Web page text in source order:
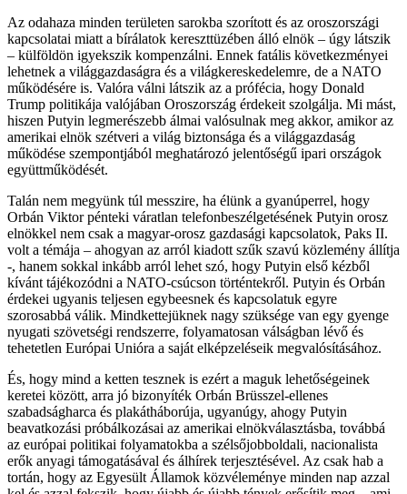
Az odahaza minden területen sarokba szorított és az oroszországi
kapcsolatai miatt a bírálatok kereszttüzében álló elnök – úgy látszik
– külföldön igyekszik kompenzálni. Ennek fatális következményei
lehetnek a világgazdaságra és a világkereskedelemre, de a NATO
működésére is. Valóra válni látszik az a prófécia, hogy Donald
Trump politikája valójában Oroszország érdekeit szolgálja. Mi mást,
hiszen Putyin legmerészebb álmai valósulnak meg akkor, amikor az
amerikai elnök szétveri a világ biztonsága és a világgazdaság
működése szempontjából meghatározó jelentőségű ipari országok
együttműködését.
Talán nem megyünk túl messzire, ha élünk a gyanúperrel, hogy
Orbán Viktor pénteki váratlan telefonbeszélgetésének Putyin orosz
elnökkel nem csak a magyar-orosz gazdasági kapcsolatok, Paks II.
volt a témája – ahogyan az arról kiadott szűk szavú közlemény állítja
-, hanem sokkal inkább arról lehet szó, hogy Putyin első kézből
kívánt tájékozódni a NATO-csúcson történtekről. Putyin és Orbán
érdekei ugyanis teljesen egybeesnek és kapcsolatuk egyre
szorosabbá válik. Mindkettejüknek nagy szüksége van egy gyenge
nyugati szövetségi rendszerre, folyamatosan válságban lévő és
tehetetlen Európai Unióra a saját elképzeléseik megvalósításához.
És, hogy mind a ketten tesznek is ezért a maguk lehetőségeinek
keretei között, arra jó bizonyíték Orbán Brüsszel-ellenes
szabadságharca és plakátháborúja, ugyanúgy, ahogy Putyin
beavatkozási próbálkozásai az amerikai elnökválasztásba, továbbá
az európai politikai folyamatokba a szélsőjobboldali, nacionalista
erők anyagi támogatásával és álhírek terjesztésével. Az csak hab a
tortán, hogy az Egyesült Államok közvéleménye minden nap azzal